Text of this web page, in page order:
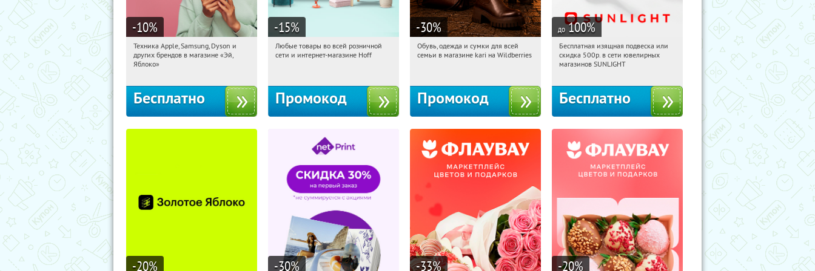
-10%
11:08:25
Получи первым!
Багратионовская
Техника Apple, Samsung, Dyson и
других брендов в магазине «Эй,
Яблоко»
Бесплатно
-15%
11:08:25 Получили:
Любые товары во всей розничной
сети и интернет-магазине Hoff
Промокод
-30%
11:08:25 Получили:
Обувь, одежда и сумки для всей
семьи в магазине kari на Wildberries
Промокод
до 100%
11:08:25 Получили:
Россия
Бесплатная изящная подвеска или
скидка 500р. в сети ювелирных
магазинов SUNLIGHT
Бесплатно
-20% -30% -33% -20%